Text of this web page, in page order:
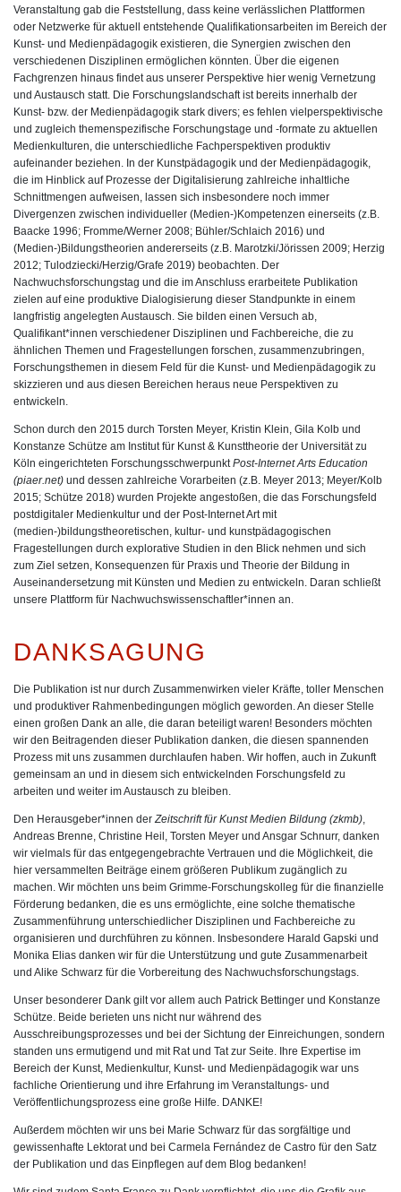
Veranstaltung gab die Feststellung, dass keine verlässlichen Plattformen
oder Netzwerke für aktuell entstehende Qualifikationsarbeiten im Bereich der
Kunst- und Medienpädagogik existieren, die Synergien zwischen den
verschiedenen Disziplinen ermöglichen könnten. Über die eigenen
Fachgrenzen hinaus findet aus unserer Perspektive hier wenig Vernetzung
und Austausch statt. Die Forschungslandschaft ist bereits innerhalb der
Kunst- bzw. der Medienpädagogik stark divers; es fehlen vielperspektivische
und zugleich themenspezifische Forschungstage und -formate zu aktuellen
Medienkulturen, die unterschiedliche Fachperspektiven produktiv
aufeinander beziehen. In der Kunstpädagogik und der Medienpädagogik,
die im Hinblick auf Prozesse der Digitalisierung zahlreiche inhaltliche
Schnittmengen aufweisen, lassen sich insbesondere noch immer
Divergenzen zwischen individueller (Medien-)Kompetenzen einerseits (z.B.
Baacke 1996; Fromme/Werner 2008; Bühler/Schlaich 2016) und
(Medien-)Bildungstheorien andererseits (z.B. Marotzki/Jörissen 2009; Herzig
2012; Tulodziecki/Herzig/Grafe 2019) beobachten. Der
Nachwuchsforschungstag und die im Anschluss erarbeitete Publikation
zielen auf eine produktive Dialogisierung dieser Standpunkte in einem
langfristig angelegten Austausch. Sie bilden einen Versuch ab,
Qualifikant*innen verschiedener Disziplinen und Fachbereiche, die zu
ähnlichen Themen und Fragestellungen forschen, zusammenzubringen,
Forschungsthemen in diesem Feld für die Kunst- und Medienpädagogik zu
skizzieren und aus diesen Bereichen heraus neue Perspektiven zu
entwickeln.
Schon durch den 2015 durch Torsten Meyer, Kristin Klein, Gila Kolb und
Konstanze Schütze am Institut für Kunst & Kunsttheorie der Universität zu
Köln eingerichteten ForschungsschwerpunktPost-Internet Arts Education
(piaer.net) und dessen zahlreiche Vorarbeiten (z.B. Meyer 2013; Meyer/Kolb
2015; Schütze 2018) wurden Projekte angestoßen, die das Forschungsfeld
postdigitaler Medienkultur und der Post-Internet Art mit
(medien-)bildungstheoretischen, kultur- und kunstpädagogischen
Fragestellungen durch explorative Studien in den Blick nehmen und sich
zum Ziel setzen, Konsequenzen für Praxis und Theorie der Bildung in
Auseinandersetzung mit Künsten und Medien zu entwickeln. Daran schließt
unsere Plattform für Nachwuchswissenschaftler*innen an.
DANKSAGUNG
Die Publikation ist nur durch Zusammenwirken vieler Kräfte, toller Menschen
und produktiver Rahmenbedingungen möglich geworden. An dieser Stelle
einen großen Dank an alle, die daran beteiligt waren! Besonders möchten
wir den Beitragenden dieser Publikation danken, die diesen spannenden
Prozess mit uns zusammen durchlaufen haben. Wir hoffen, auch in Zukunft
gemeinsam an und in diesem sich entwickelnden Forschungsfeld zu
arbeiten und weiter im Austausch zu bleiben.
Den Herausgeber*innen derZeitschrift für Kunst Medien Bildung (zkmb),
Andreas Brenne, Christine Heil, Torsten Meyer und Ansgar Schnurr, danken
wir vielmals für das entgegengebrachte Vertrauen und die Möglichkeit, die
hier versammelten Beiträge einem größeren Publikum zugänglich zu
machen. Wir möchten uns beim Grimme-Forschungskolleg für die finanzielle
Förderung bedanken, die es uns ermöglichte, eine solche thematische
Zusammenführung unterschiedlicher Disziplinen und Fachbereiche zu
organisieren und durchführen zu können. Insbesondere Harald Gapski und
Monika Elias danken wir für die Unterstützung und gute Zusammenarbeit
und Alike Schwarz für die Vorbereitung des Nachwuchsforschungstags.
Unser besonderer Dank gilt vor allem auch Patrick Bettinger und Konstanze
Schütze. Beide berieten uns nicht nur während des
Ausschreibungsprozesses und bei der Sichtung der Einreichungen, sondern
standen uns ermutigend und mit Rat und Tat zur Seite. Ihre Expertise im
Bereich der Kunst, Medienkultur, Kunst- und Medienpädagogik war uns
fachliche Orientierung und ihre Erfahrung im Veranstaltungs- und
Veröffentlichungsprozess eine große Hilfe. DANKE!
Außerdem möchten wir uns bei Marie Schwarz für das sorgfältige und
gewissenhafte Lektorat und bei Carmela Fernández de Castro für den Satz
der Publikation und das Einpflegen auf dem Blog bedanken!